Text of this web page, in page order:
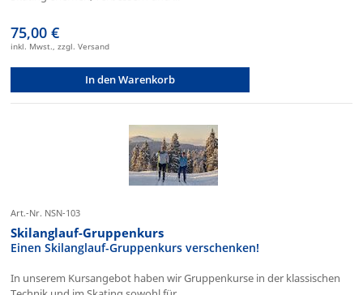
75,00 €
inkl. Mwst., zzgl. Versand
In den Warenkorb
Art.-Nr. NSN-103
Skilanglauf-Gruppenkurs
Einen Skilanglauf-Gruppenkurs verschenken!
In unserem Kursangebot haben wir Gruppenkurse in der klassischen